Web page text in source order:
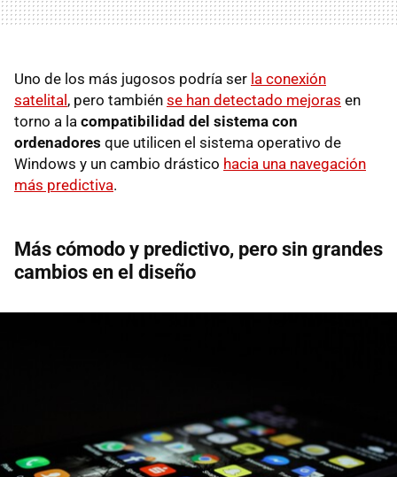
Uno de los más jugosos podría ser la conexión
satelital, pero también se han detectado mejoras en
torno a la compatibilidad del sistema con
ordenadores que utilicen el sistema operativo de
Windows y un cambio drástico hacia una navegación
más predictiva.
Más cómodo y predictivo, pero sin grandes
cambios en el diseño